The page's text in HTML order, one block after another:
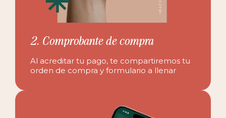
2. Comprobante de compra
Al acreditar tu pago, te compartiremos tu
orden de compra y formulario a llenar